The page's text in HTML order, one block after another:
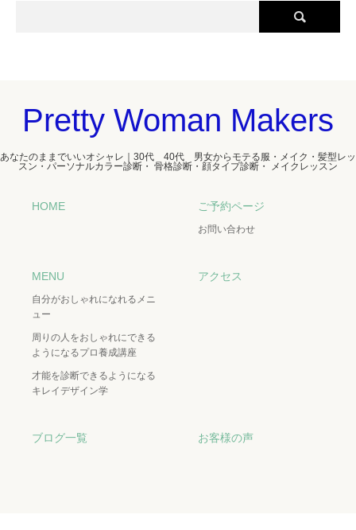
Pretty Woman Makers
あなたのままでいいオシャレ｜30代 40代 男女からモテる服・メイク・髪型レッ
スン・パーソナルカラー診断・ 骨格診断・顔タイプ診断・ メイクレッスン
HOME ご予約ページ
お問い合わせ
MENU
自分がおしゃれになれるメニ
ュー
周りの人をおしゃれにできる
ようになるプロ養成講座
才能を診断できるようになる
キレイデザイン学
アクセス
ブログ一覧 お客様の声